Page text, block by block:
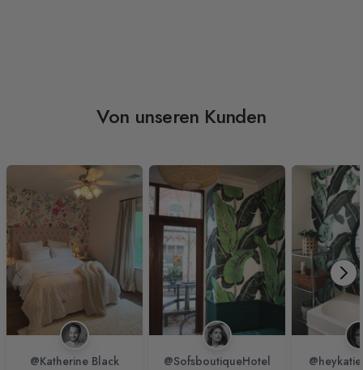
Von unseren Kunden
@Katherine Black @SofsboutiqueHotel